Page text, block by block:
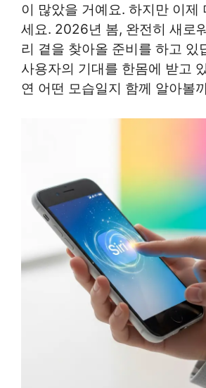
이 많았을 거예요. 하지만 이제
세요. 2026년 봄, 완전히 새로
리 곁을 찾아올 준비를 하고 있
사용자의 기대를 한몸에 받고
연 어떤 모습일지 함께 알아볼